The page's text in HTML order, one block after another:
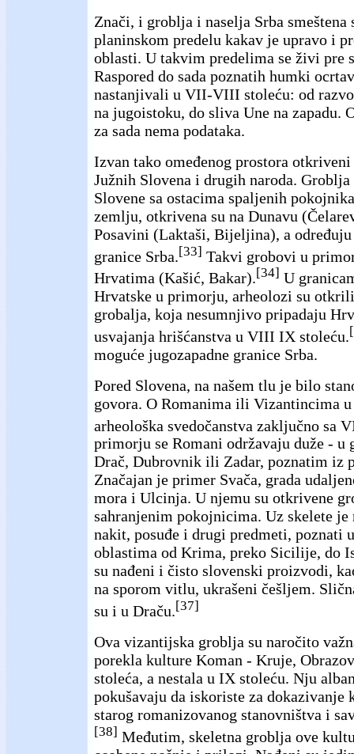
Znači, i groblja i naselja Srba smeštena
planinskom predelu kakav je upravo i
oblasti. U takvim predelima se živi pre
Raspored do sada poznatih humki
nastanjivali u VII-VIII stoleću: od
na jugoistoku, do sliva Une na zapadu.
za sada nema podataka.
Izvan tako omeđenog prostora
Južnih Slovena i drugih naroda. Groblja
Slovene sa ostacima spaljenih
zemlju, otkrivena su na Dunavu
Posavini (Laktaši, Bijeljina), a određuju
granice Srba.[33] Takvi grobovi u
Hrvatima (Kašić, Bakar).[34] U
Hrvatske u primorju, arheolozi su
grobalja, koja nesumnjivo pripadaju
usvajanja hrišćanstva u VIII IX stoleću.
moguće jugozapadne granice Srba.
Pored Slovena, na našem tlu je bilo
govora. O Romanima ili Vizantincima
arheološka svedočanstva zaključno sa
primorju se Romani održavaju duže - u
Drač, Dubrovnik ili Zadar, poznatim iz
Značajan je primer Svača, grada
mora i Ulcinja. U njemu su otkrivene
sahranjenim pokojnicima. Uz skelete
nakit, posuđe i drugi predmeti, poznati
oblastima od Krima, preko Sicilije, do
su nađeni i čisto slovenski proizvodi,
na sporom vitlu, ukrašeni češljem.
su i u Draču.[37]
Ova vizantijska groblja su naročito
porekla kulture Koman - Kruje,
stoleća, a nestala u IX stoleću. Nju
pokušavaju da iskoriste za dokazivanje
starog romanizovanog stanovništva i
[38] Međutim, skeletna groblja ove